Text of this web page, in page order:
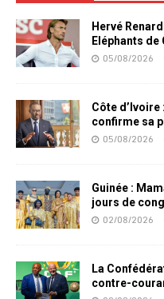
Hervé
Eléphants de
05/08/2026
Côte
confirme sa
05/08/2026
Guinée :
jours de
02/08/2026
La
contre-